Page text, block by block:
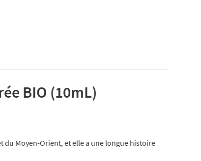
BIO (10mL)
du Moyen-Orient, et elle a une longue histoire